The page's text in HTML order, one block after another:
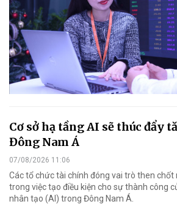
Cơ sở hạ tầng AI sẽ thúc đẩy
Đông Nam Á
07/08/2026 11:06
Các tổ chức tài chính đóng vai trò then chốt
trong việc tạo điều kiện cho sự thành công
nhân tạo (AI) trong Đông Nam Á.